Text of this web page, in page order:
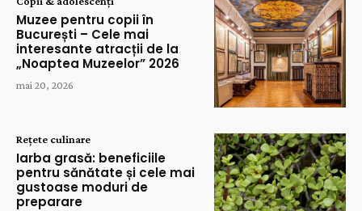
Muzee pentru copii în
București – Cele mai
interesante atracții de la
„Noaptea Muzeelor” 2026
mai 20, 2026
Rețete culinare
Iarba grasă: beneficiile
pentru sănătate și cele mai
gustoase moduri de
preparare